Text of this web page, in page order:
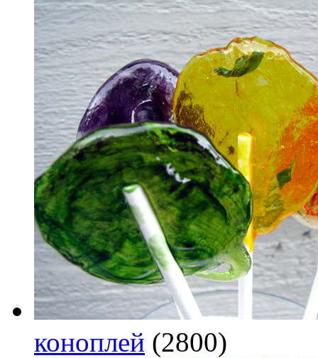
коноплей (2800)